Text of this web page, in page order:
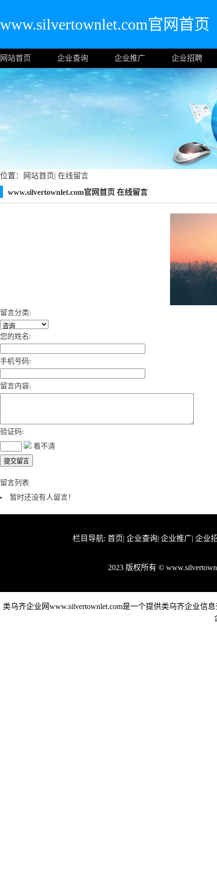
www.silvertownlet.com官网首页
网站首页 企业查询 企业推广 企业招聘
位置： 网站首页| 在线留言
www.silvertownlet.com官网首页 在线留言
留言分类:
您的姓名:
手机号码:
留言内容:
验证码:
看不清
留言列表
暂时还没有人留言！
栏目导航: 首页| 企业查询| 企业推广| 企业
2023 版权所有 ©
类乌齐企业网www.silvertownlet.com是一个提供类乌齐企业